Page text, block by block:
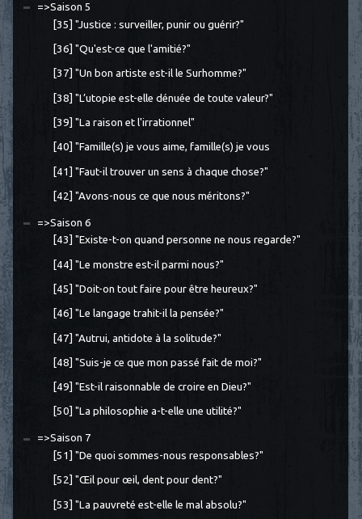
=>Saison 5
[35] "Justice : surveiller, punir ou guérir?"
[36] "Qu'est-ce que l'amitié?"
[37] "Un bon artiste est-il le Surhomme?"
[38] "L’utopie est-elle dénuée de toute valeur?"
[39] "La raison et l'irrationnel"
[40] "Famille(s) je vous aime, famille(s) je vous
[41] "Faut-il trouver un sens à chaque chose?"
[42] "Avons-nous ce que nous méritons?"
=>Saison 6
[43] "Existe-t-on quand personne ne nous regarde?"
[44] "Le monstre est-il parmi nous?"
[45] "Doit-on tout faire pour être heureux?"
[46] "Le langage trahit-il la pensée?"
[47] "Autrui, antidote à la solitude?"
[48] "Suis-je ce que mon passé fait de moi?"
[49] "Est-il raisonnable de croire en Dieu?"
[50] "La philosophie a-t-elle une utilité?"
=>Saison 7
[51] "De quoi sommes-nous responsables?"
[52] "Œil pour œil, dent pour dent?"
[53] "La pauvreté est-elle le mal absolu?"